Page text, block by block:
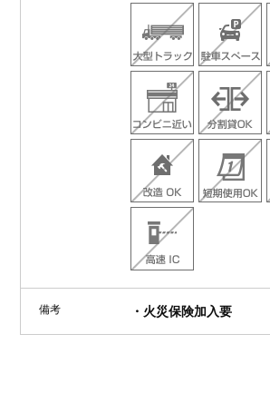
備考 ・火災保険加入要